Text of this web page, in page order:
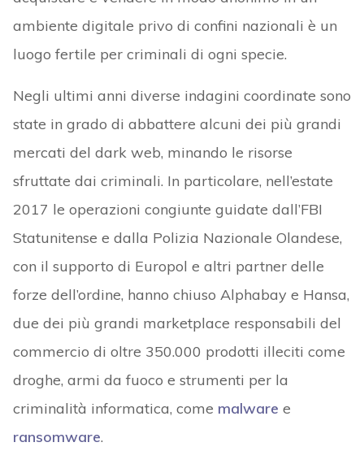
ambiente digitale privo di confini nazionali è un
luogo fertile per criminali di ogni specie.
Negli ultimi anni diverse indagini coordinate sono
state in grado di abbattere alcuni dei più grandi
mercati del dark web, minando le risorse
sfruttate dai criminali. In particolare, nell’estate
2017 le operazioni congiunte guidate dall’FBI
Statunitense e dalla Polizia Nazionale Olandese,
con il supporto di Europol e altri partner delle
forze dell’ordine, hanno chiuso Alphabay e Hansa,
due dei più grandi marketplace responsabili del
commercio di oltre 350.000 prodotti illeciti come
droghe, armi da fuoco e strumenti per la
criminalità informatica, come malware e
ransomware.